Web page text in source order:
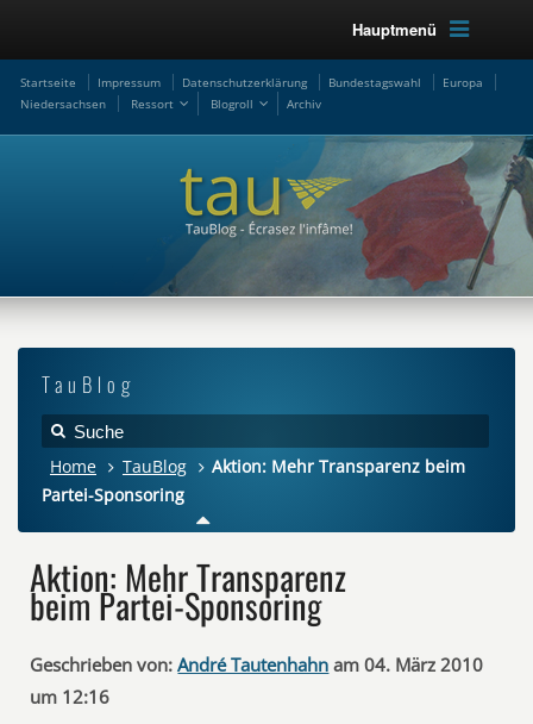
Hauptmenü
Startseite Impressum Datenschutzerklärung Bundestagswahl
Europa
Niedersachsen
Ressort Blogroll Archiv
TauBlog
Home TauBlog
Aktion: Mehr Transparenz beim
Partei-Sponsoring
Aktion: Mehr Transparenz
beim Partei-Sponsoring
Geschrieben von: André Tautenhahn am 04. März 2010
um 12:16